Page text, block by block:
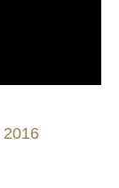
2016